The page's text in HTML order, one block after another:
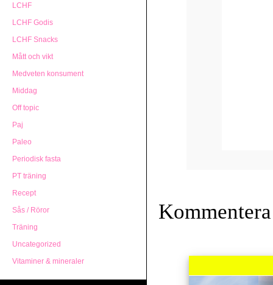
LCHF
LCHF Godis
LCHF Snacks
Mått och vikt
Medveten konsument
Middag
Off topic
Paj
Paleo
Periodisk fasta
PT träning
Recept
Sås / Röror
Träning
Uncategorized
Vitaminer & mineraler
Kommentera